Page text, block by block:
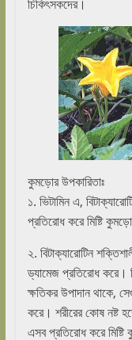
চিকিৎসকদের।
কুমড়োর উপকারিতাঃ
১. ভিটামিন এ,
প্রতিরোধ করে মিষ্টি কুমড়ো
২. বিটাক্যারোটিন
ড্যামেজ প্রতিরোধ করে।
ক্ষতিকর উপাদান থাকে,
করে। শরীরের কোষ নষ্ট
এসব প্রতিরোধ করে